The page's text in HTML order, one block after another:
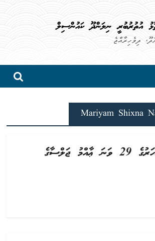
އުތުރުބުރީ ނިލަންދޫ ކައުންސިލް
ދިވެހިރާއްޖެ
Mariyam Shixna
2025 ވަނަ އަހަރުގެ 29 ވަނަ ޢާއްމު ޖަލްސާގެ